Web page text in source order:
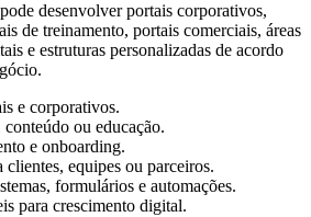
pode desenvolver portais corporativos,
de treinamento, portais comerciais, áreas
e estruturas personalizadas de acordo
e corporativos.
ou educação.
e onboarding.
clientes, equipes ou parceiros.
formulários e automações.
para crescimento digital.